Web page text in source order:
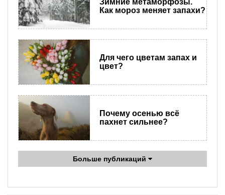
Зимние метаморфозы.
Как мороз меняет запахи?
Для чего цветам запах и
цвет?
Почему осенью всё
пахнет сильнее?
Больше публикаций